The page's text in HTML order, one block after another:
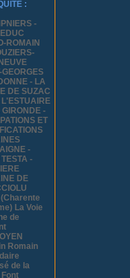
:
-
ROMAIN
GEORGES
- LA
DE SUZAC
L'ESTUAIRE
GIRONDE -
ET
-
-
DE
(Charente
La Voie
de
Romain
de la